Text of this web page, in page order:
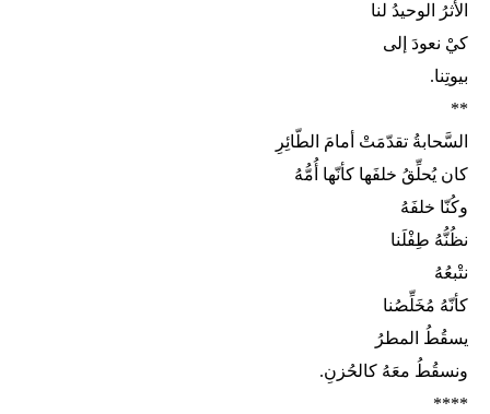
الأثرُ الوحيدُ لنا
كيْ نعودَ إلى
بيوتِنا.
**
السَّحابةُ تقدّمَتْ أمامَ الطّائِرِ
كان يُحلِّقُ خلفَها كأنّها أُمُّهُ
وكُنّا خلفَهُ
نظُنُّهُ طِفْلَنا
نتْبعُهُ
كأنّهُ مُخَلِّصُنا
يسقُطُ المطرُ
ونسقُطُ معَهُ كالحُزنِ.
****